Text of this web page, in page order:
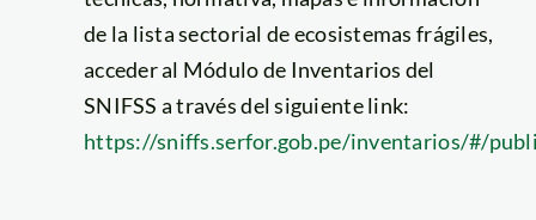
de la lista sectorial de ecosistemas frágiles,
acceder al Módulo de Inventarios del
SNIFSS a través del siguiente link:
https://sniffs.serfor.gob.pe/inventarios/#/